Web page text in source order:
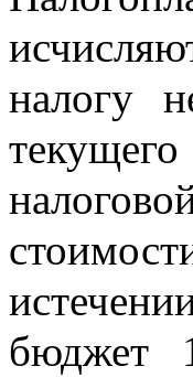
налогу
бюджет